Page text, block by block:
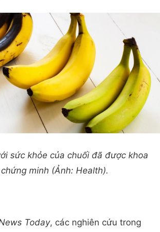
sức khỏe của chuối đã được khoa
minh (Ảnh: Health).
Today, các nghiên cứu trong